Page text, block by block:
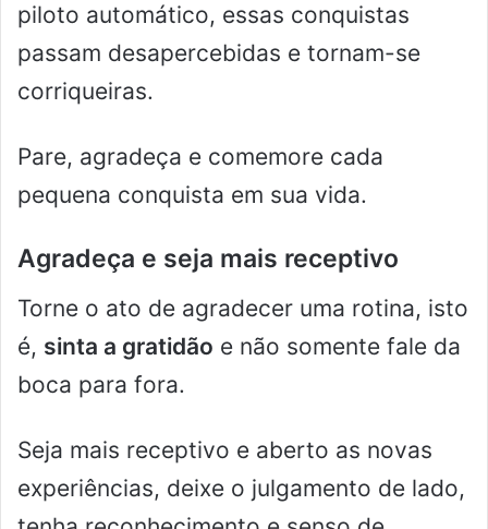
piloto automático, essas conquistas
passam desapercebidas e tornam-se
corriqueiras.
Pare, agradeça e comemore cada
pequena conquista em sua vida.
Agradeça e seja mais receptivo
Torne o ato de agradecer uma rotina, isto
é, sinta a gratidão e não somente fale da
boca para fora.
Seja mais receptivo e aberto as novas
experiências, deixe o julgamento de lado,